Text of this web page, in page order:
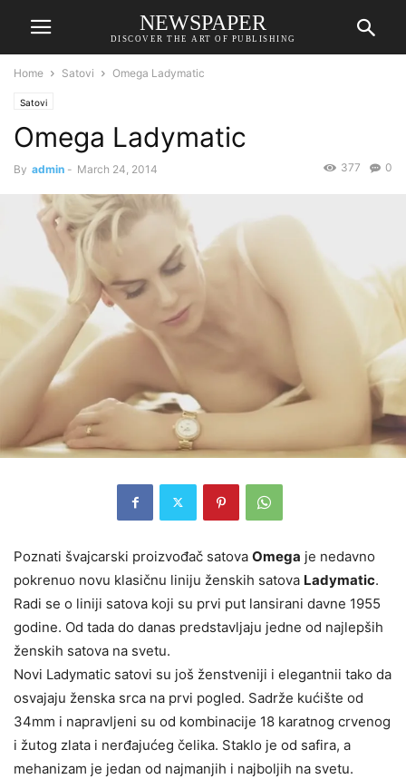
NEWSPAPER
DISCOVER THE ART OF PUBLISHING
Home Satovi Omega Ladymatic
Satovi
Omega Ladymatic
By admin - March 24, 2014 0
377
Poznati švajcarski proizvođač satova Omega je nedavno
pokrenuo novu klasičnu liniju ženskih satova Ladymatic.
Radi se o liniji satova koji su prvi put lansirani davne 1955
godine. Od tada do danas predstavljaju jedne od najlepših
ženskih satova na svetu.
Novi Ladymatic satovi su još ženstveniji i elegantnii tako da
osvajaju ženska srca na prvi pogled. Sadrže kućište od
34mm i napravljeni su od kombinacije 18 karatnog crvenog
i žutog zlata i nerđajućeg čelika. Staklo je od safira, a
mehanizam je jedan od najmanjih i najboljih na svetu.